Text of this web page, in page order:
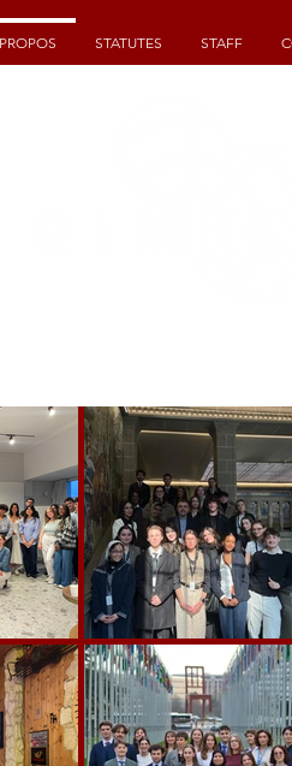
STATUTES STAFF